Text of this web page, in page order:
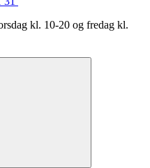
kl. 10-20 og fredag kl.